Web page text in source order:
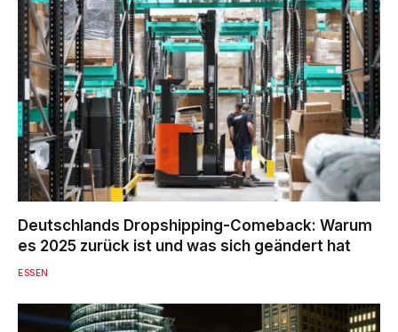
Deutschlands Dropshipping-Comeback: Warum
es 2025 zurück ist und was sich geändert hat
ESSEN